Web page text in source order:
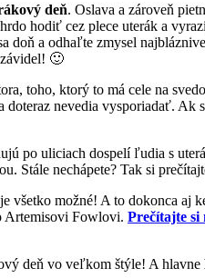
deň. Oslava a zároveň
hodiť cez plece uterák a
a odhaľte zmysel
🙂
toho, ktorý to má cele na
nevedia vysporiadať. Ak
po uliciach dospelí ľudia s
Stále nechápete? Tak si
je všetko možné! A to dokonca aj
Artemisovi Fowlovi. Prečítajte si
deň vo veľkom štýle! A hlavne